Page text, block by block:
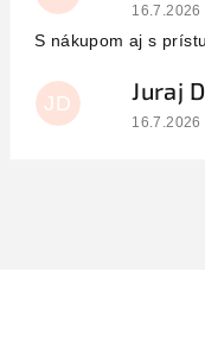
16.7.2026
S nákupom aj s
JD Juraj
16.7.2026